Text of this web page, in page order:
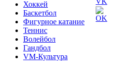
Хоккей
Баскетбол
Фигурное катание
Теннис
Волейбол
Гандбол
VM-Культура